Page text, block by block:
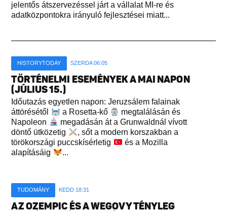
jelentős átszervezéssel járt a vállalat MI-re és
adatközpontokra irányuló fejlesztései miatt...
HISTORYTODAY SZERDA 06:05
TÖRTÉNELMI ESEMÉNYEK A MAI NAPON
(JÚLIUS 15.)
Időutazás egyetlen napon: Jeruzsálem falainak
áttörésétől
a Rosetta-kő
megtalálásán és
Napoleon
megadásán át a Grunwaldnál vívott
döntő ütközetig
, sőt a modern korszakban a
törökországi puccskísérletig
és a Mozilla
alapításáig
...
TUDOMÁNY KEDD 18:31
AZ OZEMPIC ÉS A WEGOVY TÉNYLEG